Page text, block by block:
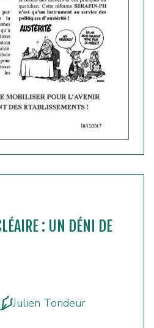
: UN DÉNI DE
Julien Tondeur